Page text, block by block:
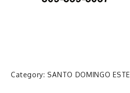
Category: SANTO DOMINGO ESTE